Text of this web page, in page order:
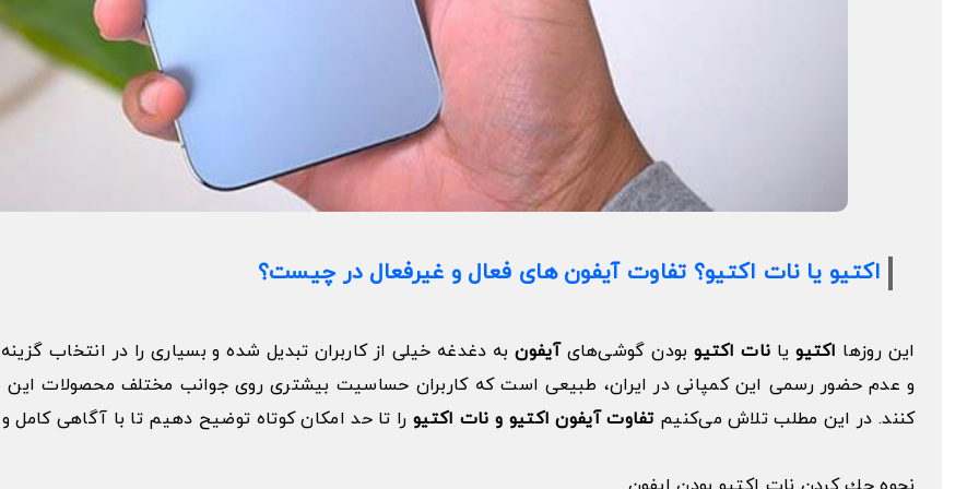
اکتیو یا نات اکتیو؟ تفاوت آیفون های فعال و غیرفعال در چیست؟
این روزها اکتیویا نات اکتیوبودن گوشی‌هایآیفونبه دغدغه خیلی از کاربران تبدیل شده و بسیاری را در انتخاب
و عدم حضور رسمی این کمپانی در ایران، طبیعی است که کاربران حساسیت بیشتری روی جوانب مختلف محصولات
کنند. در این مطلب تلاش می‌کنیمتفاوت آیفون اکتیو و نات اکتیو را تا حد امکان کوتاه توضیح دهیم تا با آگاهی